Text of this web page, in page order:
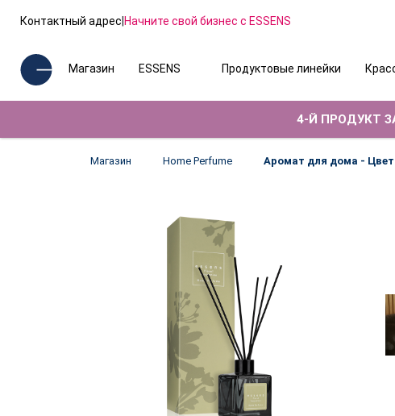
Контактный адрес|Начните свой бизнес с ESSENS
Магазин ESSENS Продуктовые линейки
4-Й ПРОДУКТ
Магазин Home Perfume Аромат для дома -